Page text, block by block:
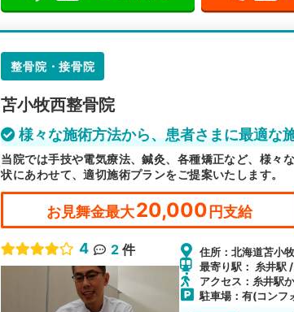
整骨院・接骨院
苫小牧西整骨院
様々な施術方法から、患者さまに最適な
当院では手技や電気療法、鍼灸、各種矯正など、様々
状にあわせて、適切施術プランをご提案いたします。
お見舞金最大20,000 円支給
4 2 件
住所：北海道苫小
最寄り駅： 糸井駅
アクセス：糸井駅
駐車場：有(コンフ